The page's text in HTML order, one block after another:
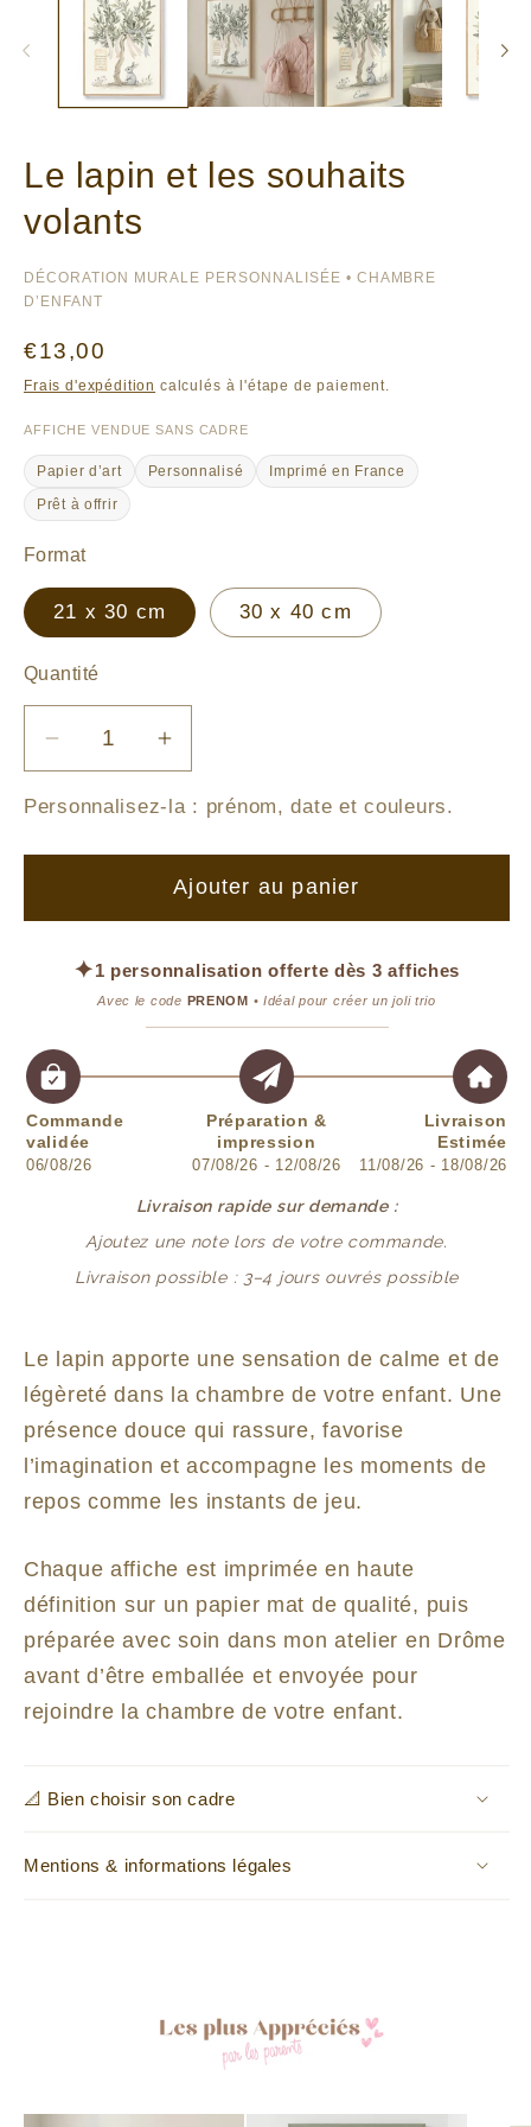
Le lapin et les souhaits
volants
DÉCORATION MURALE PERSONNALISÉE • CHAMBRE
D’ENFANT
Prix
habituel
€13,00
Frais d'expédition calculés à l'étape de paiement.
AFFICHE VENDUE SANS CADRE
Papier d’art Personnalisé
Imprimé en France
Prêt à offrir
Format
21 x 30 cm 30 x 40 cm
Quantité
Réduire
la
quantité
les
souhaits
Augmenter
la
quantité
Le
lapin
les
souhaits
volants
Personnalisez-la : prénom, date et couleurs.
Ajouter au panier
✦1 personnalisation offerte dès 3 affiches
Avec le code PRENOM • Idéal pour créer un joli trio
Commande
validée
06/08/26
Préparation &
impression
07/08/26 - 12/08/26
Livraison
Estimée
11/08/26 - 18/08/26
Livraison rapide sur demande :
Ajoutez une note lors de votre commande.
Livraison possible : 3–4 jours ouvrés possible
Le lapin apporte une sensation de calme et de
légèreté dans la chambre de votre enfant. Une
présence douce qui rassure, favorise
l’imagination et accompagne les moments de
repos comme les instants de jeu.
Chaque affiche est imprimée en haute
définition sur un papier mat de qualité, puis
préparée avec soin dans mon atelier en Drôme
avant d’être emballée et envoyée pour
rejoindre la chambre de votre enfant.
📐 Bien choisir son cadre
Mentions & informations légales